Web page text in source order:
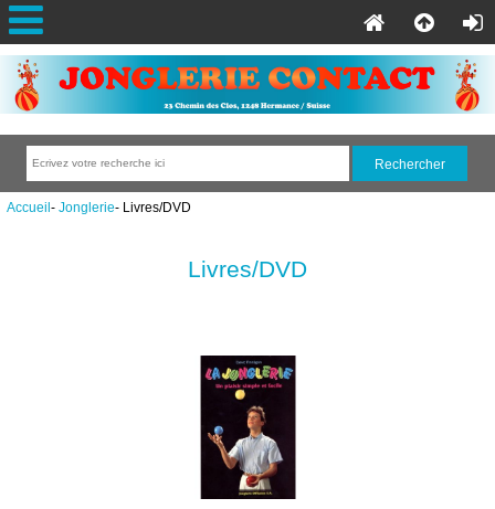
Accueil- Jonglerie- Livres/DVD
Livres/DVD